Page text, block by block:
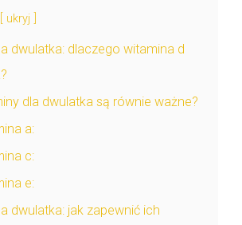
ukryj
dwulatka: dlaczego witamina d
dla dwulatka są równie ważne?
a:
c:
e:
dwulatka: jak zapewnić ich